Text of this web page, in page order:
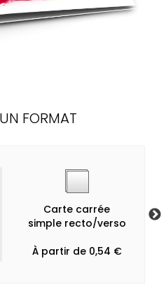
FORMAT
Carte carrée
simple recto/verso
À partir de 0,54 €